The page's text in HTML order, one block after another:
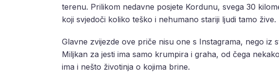
terenu. Prilikom nedavne posjete Kordunu, svega 30
koji svjedoči koliko teško i nehumano stariji ljudi tamo žive.
Glavne zvijezde ove priče nisu one s Instagrama, nego iz
Miljkan za jesti ima samo krumpira i graha, od čega
ima i nešto životinja o kojima brine.